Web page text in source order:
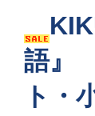
語』
ト・